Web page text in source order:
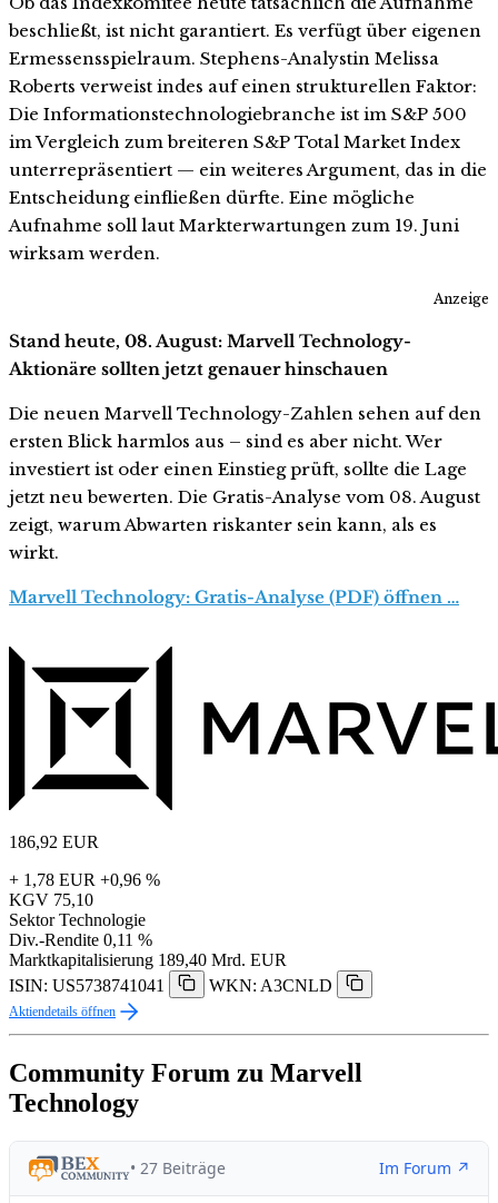
beschließt, ist nicht garantiert. Es verfügt über eigenen
Ermessensspielraum. Stephens-Analystin Melissa
Roberts verweist indes auf einen strukturellen Faktor:
Die Informationstechnologiebranche ist im S&P 500
im Vergleich zum breiteren S&P Total Market Index
unterrepräsentiert — ein weiteres Argument, das in die
Entscheidung einfließen dürfte. Eine mögliche
Aufnahme soll laut Markterwartungen zum 19. Juni
wirksam werden.
Anzeige
Stand heute, 08. August: Marvell Technology-
Aktionäre sollten jetzt genauer hinschauen
Die neuen Marvell Technology-Zahlen sehen auf den
ersten Blick harmlos aus – sind es aber nicht. Wer
investiert ist oder einen Einstieg prüft, sollte die Lage
jetzt neu bewerten. Die Gratis-Analyse vom 08. August
zeigt, warum Abwarten riskanter sein kann, als es
wirkt.
Marvell Technology: Gratis-Analyse (PDF) öffnen …
186,92 EUR
+ 1,78 EUR +0,96 %
KGV 75,10
Sektor Technologie
Div.-Rendite 0,11 %
Marktkapitalisierung 189,40 Mrd. EUR
ISIN: US5738741041
WKN: A3CNLD
Aktiendetails öffnen
Community Forum zu Marvell
Technology